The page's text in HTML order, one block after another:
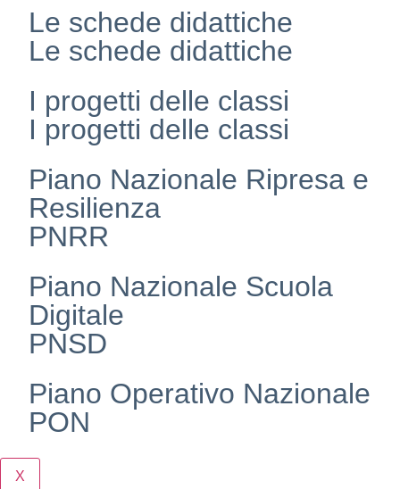
Le schede didattiche
Le schede didattiche
I progetti delle classi
I progetti delle classi
Piano Nazionale Ripresa e
Resilienza
PNRR
Piano Nazionale Scuola
Digitale
PNSD
Piano Operativo Nazionale
PON
X